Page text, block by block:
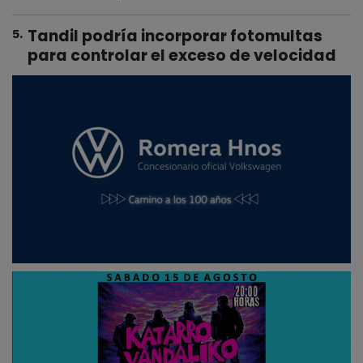
5. Tandil podría incorporar fotomultas
para controlar el exceso de velocidad